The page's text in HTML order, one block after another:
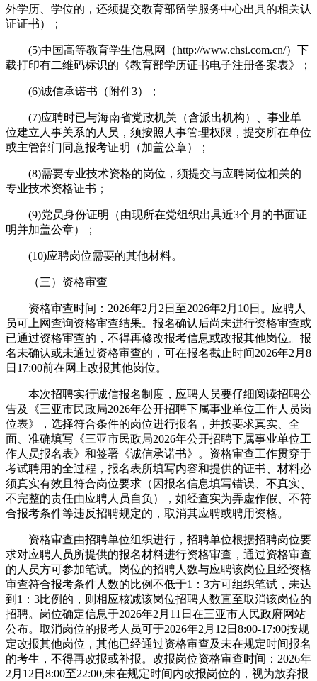
外学历、学位的，还须提交教育部留学服务中心出具的相关认
证证书）；
(5)中国高等教育学生信息网（http://www.chsi.com.cn/）下
载打印有二维码标识的《教育部学历证书电子注册备案表》；
(6)诚信承诺书（附件3）；
(7)应聘时已与海南省党政机关（含派出机构）、事业单
位建立人事关系的人员，须按照人事管理权限，提交所在单位
或主管部门同意报考证明（加盖公章）；
(8)需要专业技术资格的岗位，须提交与应聘岗位相关的
专业技术资格证书；
(9)党员身份证明（由现所在党组织出具近3个月的书面证
明并加盖公章）；
(10)应聘岗位需要的其他材料。
（三）资格审查
资格审查时间：2026年2月2日至2026年2月10日。应聘人
员可上网查询资格审查结果。报名确认后尚未进行资格审查或
已通过资格审查的，不得再修改报考信息或改报其他岗位。报
名未确认或未通过资格审查的，可在报名截止时间2026年2月8
日17:00前在网上改报其他岗位。
本次招聘实行诚信报名制度，应聘人员要仔细阅读招聘公
告及《三亚市民政局2026年公开招聘下属事业单位工作人员岗
位表》，选择符合条件的岗位进行报名，并按要求真实、全
面、准确填写《三亚市民政局2026年公开招聘下属事业单位工
作人员报名表》和签署《诚信承诺书》。资格审查工作贯穿于
考试聘用的全过程，报名表所填写内容和提供的证书、材料必
须真实有效且符合岗位要求（因报名信息填写错误、不真实、
不完整的责任由应聘人员自负），如经查实为弄虚作假、不符
合报考条件等违反招聘规定的，取消其应聘或聘用资格。
资格审查由招聘单位组织进行，招聘单位根据招聘岗位要
求对应聘人员所提供的报名材料进行资格审查，通过资格审查
的人员方可参加笔试。岗位的招聘人数与应聘该岗位且经资格
审查符合报考条件人数的比例不低于1：3方可组织笔试，未达
到1：3比例的，则相应核减该岗位招聘人数直至取消该岗位的
招聘。岗位确定信息于2026年2月11日在三亚市人民政府网站
公布。取消岗位的报考人员可于2026年2月12日8:00-17:00按规
定改报其他岗位，其他已经通过资格审查及未在规定时间报名
的考生，不得再改报或补报。改报岗位资格审查时间：2026年
2月12日8:00至22:00,未在规定时间内改报岗位的，视为放弃报